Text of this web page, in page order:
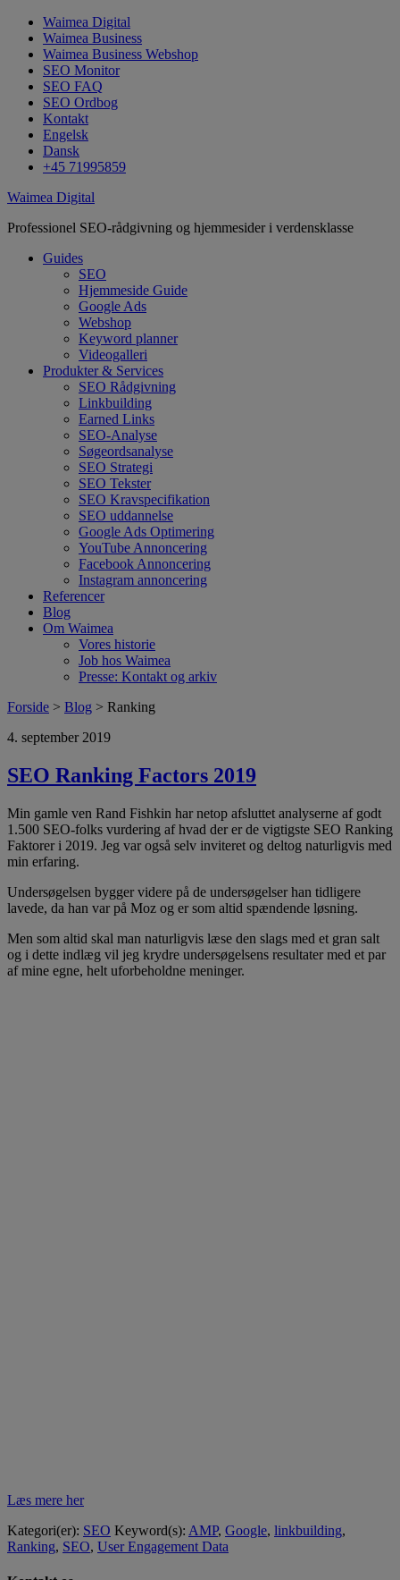
Waimea Digital
Waimea Business
Waimea Business Webshop
SEO Monitor
SEO FAQ
SEO Ordbog
Kontakt
Engelsk
Dansk
+45 71995859
Waimea Digital
Professionel SEO-rådgivning og hjemmesider i verdensklasse
Guides
SEO
Hjemmeside Guide
Google Ads
Webshop
Keyword planner
Videogalleri
Produkter & Services
SEO Rådgivning
Linkbuilding
Earned Links
SEO-Analyse
Søgeordsanalyse
SEO Strategi
SEO Tekster
SEO Kravspecifikation
SEO uddannelse
Google Ads Optimering
YouTube Annoncering
Facebook Annoncering
Instagram annoncering
Referencer
Blog
Om Waimea
Vores historie
Job hos Waimea
Presse: Kontakt og arkiv
Forside > Blog > Ranking
4. september 2019
SEO Ranking Factors 2019
Min gamle ven Rand Fishkin har netop afsluttet analyserne af godt
1.500 SEO-folks vurdering af hvad der er de vigtigste SEO Ranking
Faktorer i 2019. Jeg var også selv inviteret og deltog naturligvis med
min erfaring.
Undersøgelsen bygger videre på de undersøgelser han tidligere
lavede, da han var på Moz og er som altid spændende løsning.
Men som altid skal man naturligvis læse den slags med et gran salt
og i dette indlæg vil jeg krydre undersøgelsens resultater med et par
af mine egne, helt uforbeholdne meninger.
Læs mere her
Kategori(er): SEO Keyword(s): AMP, Google, linkbuilding,
Ranking, SEO, User Engagement Data